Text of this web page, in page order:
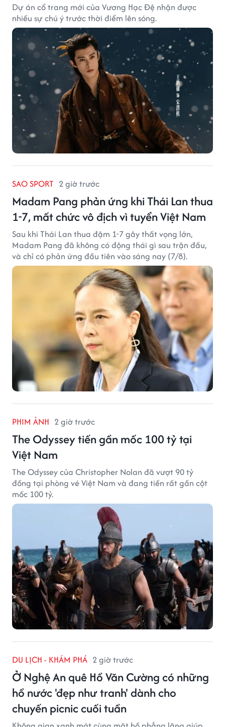
Dự án cổ trang mới của Vương Hạc Đệ nhận được
nhiều sự chú ý trước thời điểm lên sóng.
SAO SPORT 2 giờ trước
Madam Pang phản ứng khi Thái Lan thua
1-7, mất chức vô địch vì tuyển Việt Nam
Sau khi Thái Lan thua đậm 1-7 gây thất vọng lớn,
Madam Pang đã không có động thái gì sau trận đấu,
và chỉ có phản ứng đầu tiên vào sáng nay (7/8).
PHIM ẢNH 2 giờ trước
The Odyssey tiến gần mốc 100 tỷ tại
Việt Nam
The Odyssey của Christopher Nolan đã vượt 90 tỷ
đồng tại phòng vé Việt Nam và đang tiến rất gần cột
mốc 100 tỷ.
DU LỊCH - KHÁM PHÁ 2 giờ trước
Ở Nghệ An quê Hồ Văn Cường có những
hồ nước 'đẹp như tranh' dành cho
chuyến picnic cuối tuần